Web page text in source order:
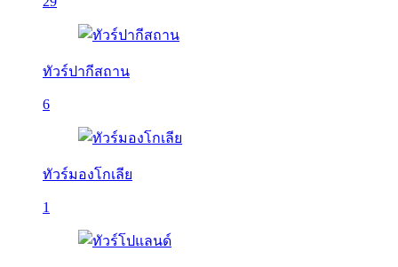
ทัวร์ปากีสถาน
6
ทัวร์มองโกเลีย
1